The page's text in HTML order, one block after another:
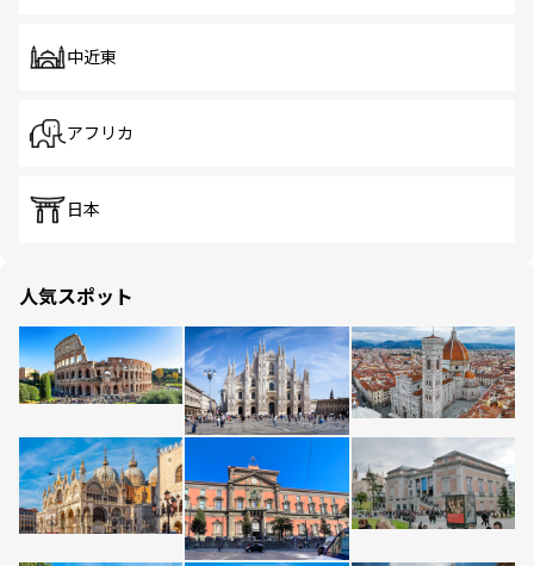
中近東
アフリカ
日本
人気スポット